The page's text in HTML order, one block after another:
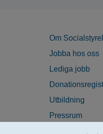
Om
Jobba hos oss
Lediga jobb
Utbildning
Pressrum